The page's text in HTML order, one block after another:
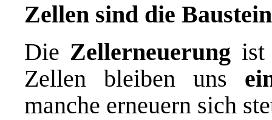
Zellen sind die
Die Zellerneuerung ist
Zellen bleiben uns
manche erneuern sich